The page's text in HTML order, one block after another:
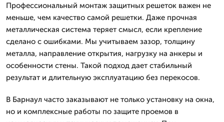
Профессиональный монтаж защитных решеток важен не
меньше, чем качество самой решетки. Даже прочная
металлическая система теряет смысл, если крепление
сделано с ошибками. Мы учитываем зазор, толщину
металла, направление открытия, нагрузку на анкеры и
особенности стены. Такой подход дает стабильный
результат и длительную эксплуатацию без перекосов.
В Барнаул часто заказывают не только установку на окна,
но и комплексные работы по защите проемов в